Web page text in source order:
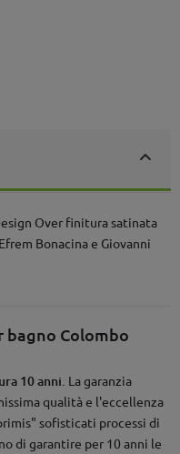
Over finitura satinata
Bonacina e Giovanni
bagno Colombo
10 anni. La garanzia
qualità e l'eccellenza
sofisticati processi di
di garantire per 10 anni le